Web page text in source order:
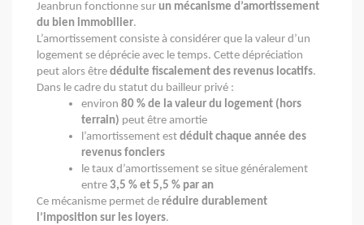
Jeanbrun fonctionne sur un mécanisme d’amortissement
du bien immobilier.
L’amortissement consiste à considérer que la valeur d’un
logement se déprécie avec le temps. Cette dépréciation
peut alors être déduite fiscalement des revenus locatifs.
Dans le cadre du statut du bailleur privé :
environ 80 % de la valeur du logement (hors
terrain) peut être amortie
l’amortissement est déduit chaque année des
revenus fonciers
le taux d’amortissement se situe généralement
entre 3,5 % et 5,5 % par an
Ce mécanisme permet de réduire durablement
l’imposition sur les loyers.